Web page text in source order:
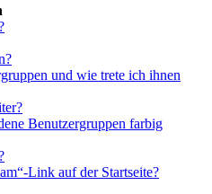
und wie trete ich ihnen
Benutzergruppen farbig
Link auf der Startseite?